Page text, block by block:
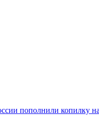
пополнили копилку